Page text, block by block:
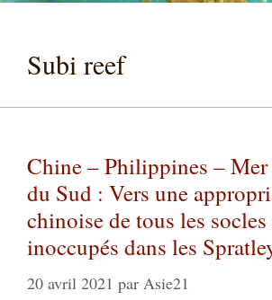
Subi reef
Chine – Philippines –
du Sud : Vers une
chinoise de tous les
inoccupés dans les
20 avril 2021 par Asie21